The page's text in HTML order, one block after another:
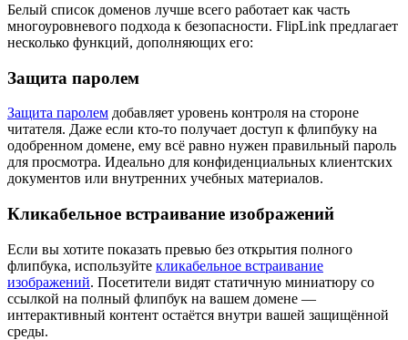
Белый список доменов лучше всего работает как часть
многоуровневого подхода к безопасности. FlipLink предлагает
несколько функций, дополняющих его:
Защита паролем
Защита паролем добавляет уровень контроля на стороне
читателя. Даже если кто-то получает доступ к флипбуку на
одобренном домене, ему всё равно нужен правильный пароль
для просмотра. Идеально для конфиденциальных клиентских
документов или внутренних учебных материалов.
Кликабельное встраивание изображений
Если вы хотите показать превью без открытия полного
флипбука, используйте кликабельное встраивание
изображений. Посетители видят статичную миниатюру со
ссылкой на полный флипбук на вашем домене —
интерактивный контент остаётся внутри вашей защищённой
среды.